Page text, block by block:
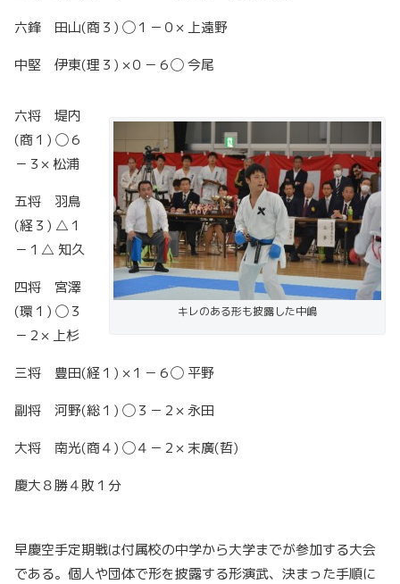
六鋒 田山(商３) ◯１－０× 上遠野
中堅 伊東(理３) ×０－６◯ 今尾
キレのある形も披露した中嶋
六将 堤内
(商１) ◯６
－３× 松浦
五将 羽鳥
(経３) △１
－１△ 知久
四将 宮澤
(環１) ◯３
－２× 上杉
三将 豊田(経１) ×１－６◯ 平野
副将 河野(総１) ◯３－２× 永田
大将 南光(商４) ◯４－２× 末廣(哲)
慶大８勝４敗１分
早慶空手定期戦は付属校の中学から大学までが参加する大会
である。個人や団体で形を披露する形演武、決まった手順に